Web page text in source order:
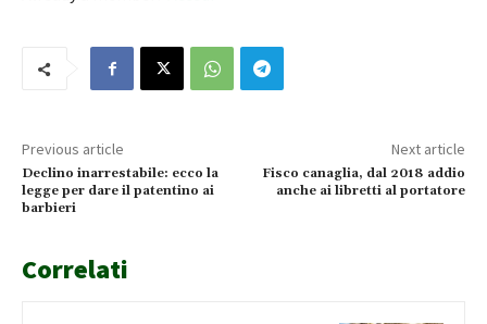
Previous article
Declino inarrestabile: ecco la
legge per dare il patentino ai
barbieri
Next article
Fisco canaglia, dal 2018 addio
anche ai libretti al portatore
Correlati